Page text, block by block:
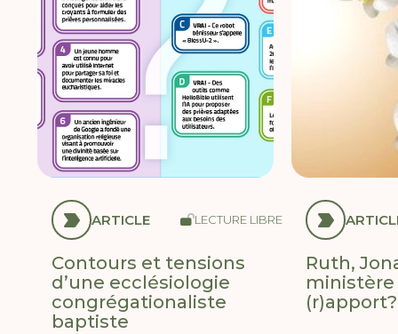
ARTICLE LECTURE LIBRE
Contours et tensions
d’une ecclésiologie
congrégationaliste
baptiste
Ruth,
ministère
(r)apport?